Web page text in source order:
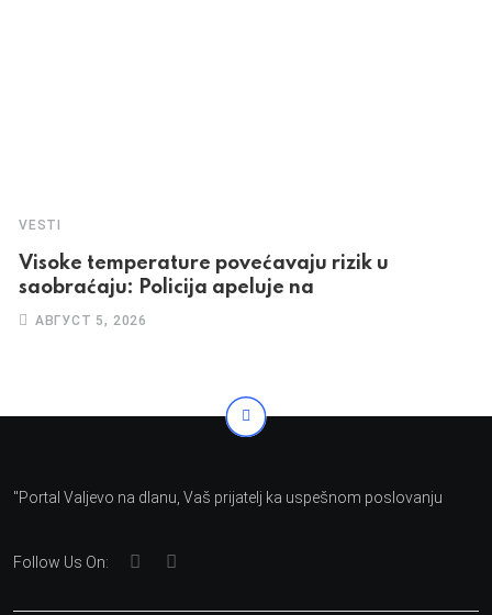
VESTI
Visoke temperature povećavaju rizik u
saobraćaju: Policija apeluje na
АВГУСТ 5, 2026
"Portal Valjevo na dlanu, Vaš prijatelj ka uspešnom poslovanju
Follow Us On: